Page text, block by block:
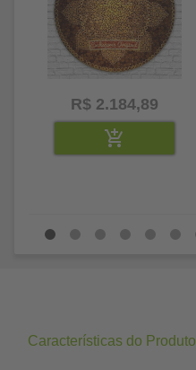
R$ 2.184,89
Características do Produto